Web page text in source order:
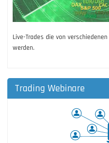
Live-Trades die von verschiedenen
werden.
Trading Webinare